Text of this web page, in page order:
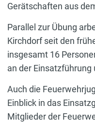
Gerätschaften aus
Parallel zur Übung
Kirchdorf seit den
insgesamt 16
an der Einsatzführung
Auch die
Einblick in das
Mitglieder der